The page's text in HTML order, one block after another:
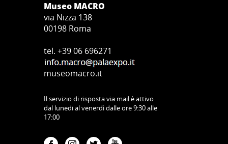
Museo MACRO
via Nizza 138
00198 Roma
tel. +39 06 696271
museomacro.it
Il servizio di risposta via mail è attivo
dal lunedi al venerdì dalle ore 9:30 alle
17:00